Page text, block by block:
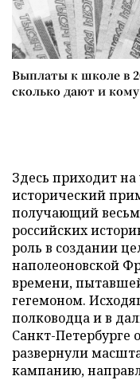
Выплаты к школе в
сколько дают и
Здесь приходит
исторический
получающий
российских
роль в создании
наполеоновской
времени,
гегемоном.
полководца и в
Санкт-Петербурге
развернули
кампанию,